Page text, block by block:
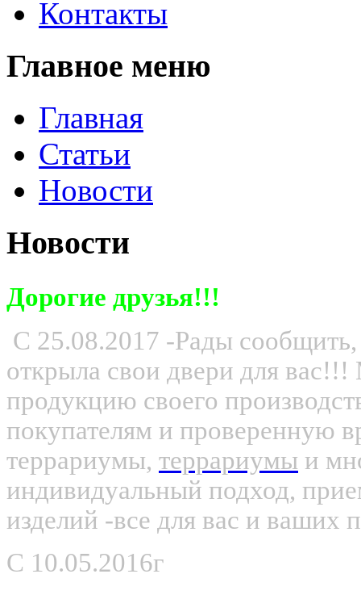
Контакты
Главное меню
Главная
Статьи
Новости
Новости
Дорогие друзья!!!
С 25.08.2017 -Рады
открыла свои двери для
продукцию своего
покупателям и проверенную
террариумы, террариумы и
индивидуальный подход,
изделий -все для вас и ваших
С 10.05.2016г